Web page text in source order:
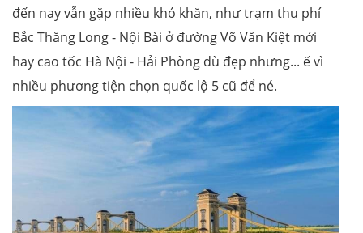
đến nay vẫn gặp nhiều khó khăn, như trạm thu phí
Bắc Thăng Long - Nội Bài ở đường Võ Văn Kiệt mới
hay cao tốc Hà Nội - Hải Phòng dù đẹp nhưng... ế vì
nhiều phương tiện chọn quốc lộ 5 cũ để né.